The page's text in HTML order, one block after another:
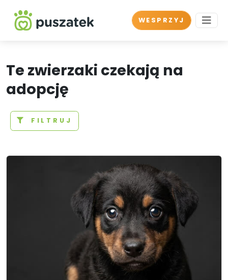
WESPRZYJ
Te zwierzaki czekają na
adopcję
FILTRUJ